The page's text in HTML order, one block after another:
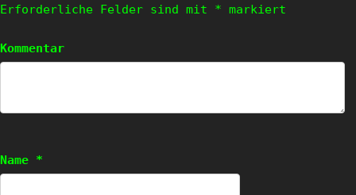
Erforderliche Felder sind mit * markiert
Kommentar
Name *